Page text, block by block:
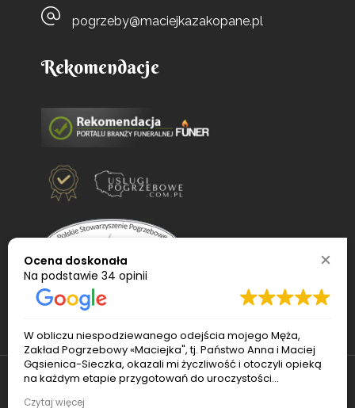
pogrzeby@maciejkazakopane.pl
Rekomendacje
© 2022
Ocena doskonała
Na podstawie 34 opinii
W obliczu niespodziewanego odejścia mojego Męża,
Zakład Pogrzebowy «Maciejka", tj. Państwo Anna i Maciej
Gąsienica-Sieczka, okazali mi życzliwość i otoczyli opieką
na każdym etapie przygotowań do uroczystości
Czytaj więcej